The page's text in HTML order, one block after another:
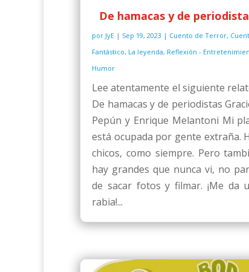
De hamacas y de
por JyE | Sep 19, 2023 | Cuento de Terror,
Fantástico, La leyenda, Reflexión -
Humor
Lee atentamente el siguiente
De hamacas y de periodistas
Pepún y Enrique Melantoni Mi
está ocupada por gente extraña.
chicos, como siempre. Pero
hay grandes que nunca vi, no
de sacar fotos y filmar. ¡Me da
rabia!...